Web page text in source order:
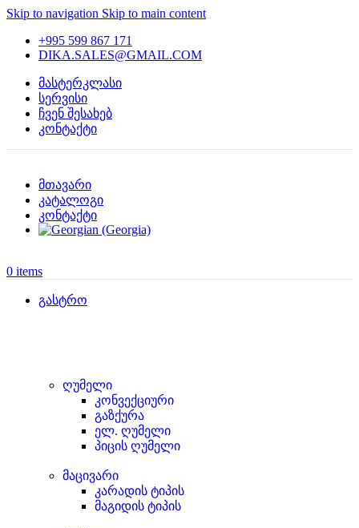
Skip to navigation Skip to main content
+995 599 867 171
DIKA.SALES@GMAIL.COM
მასტერკლასი
სერვისი
ჩვენ შესახებ
კონტაქტი
მთავარი
კატალოგი
კონტაქტი
0 items
გასტრო
ღუმელი
კონვექციური
გაზქურა
ელ. ღუმელი
პიცის ღუმელი
მაცივარი
კარადის ტიპის
მაგიდის ტიპის